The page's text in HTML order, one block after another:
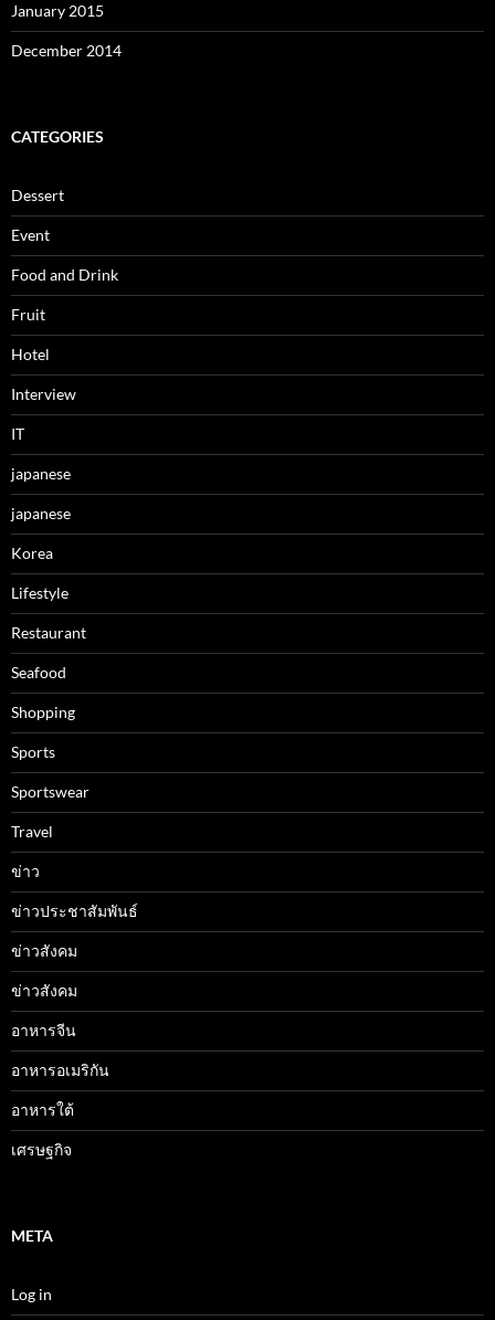
January 2015
December 2014
CATEGORIES
Dessert
Event
Food and Drink
Fruit
Hotel
Interview
IT
japanese
japanese
Korea
Lifestyle
Restaurant
Seafood
Shopping
Sports
Sportswear
Travel
ข่าว
ข่าวประชาสัมพันธ์
ข่าวสังคม
ข่าวสังคม
อาหารจีน
อาหารอเมริกัน
อาหารใต้
เศรษฐกิจ
META
Log in